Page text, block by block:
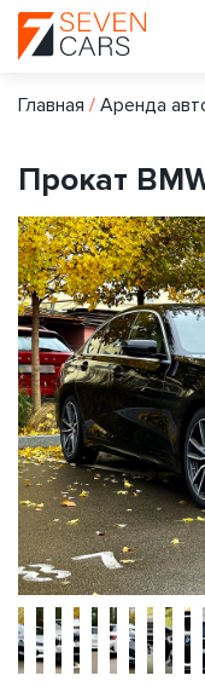
Главная / Аренда
Прокат